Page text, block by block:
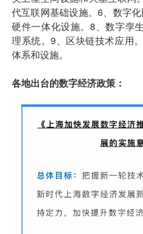
代互联网基础设施。6、数字
硬件一体化设施。8、数字孪
理系统。9、区块链技术应用
体系和设施。
各地出台的数字经济政策：